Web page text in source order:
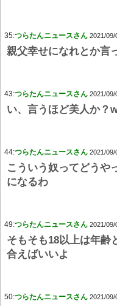
35:つらたんニュースさん 2021/09/
親父幸せになれとか言
43:つらたんニュースさん 2021/09/
い、言うほど美人か？
44:つらたんニュースさん 2021/09/
こういう奴ってどうや
になるわ
49:つらたんニュースさん 2021/09/
そもそも18以上は年齢
合えばいいよ
50:つらたんニュースさん 2021/09/